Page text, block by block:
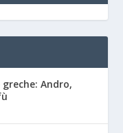
Andro,